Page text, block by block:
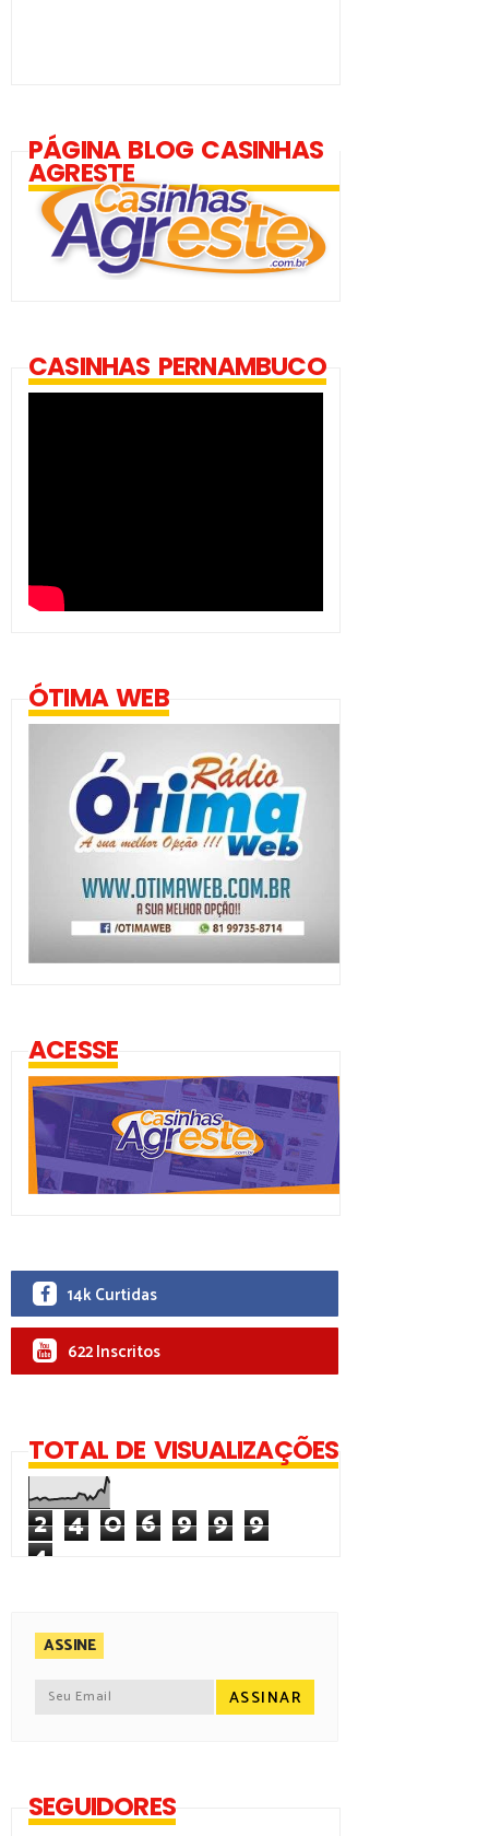
PÁGINA BLOG CASINHAS
AGRESTE
CASINHAS PERNAMBUCO
ÓTIMA WEB
ACESSE
14k Curtidas
622 Inscritos
TOTAL DE VISUALIZAÇÕES
2 4 0 6 9 9 9
4
ASSINE
SEGUIDORES